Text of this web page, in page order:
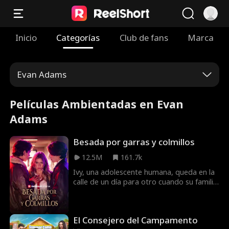
Inicio Categorías Club de fans Marca
Evan Adams
Películas Ambientadas en Evan
Adams
Besada por garras y colmillos
12.5M
161.7k
Ivy, una adolescente humana, queda en la
calle de un día para otro cuando su familia
su prestigiosa escuela privada. Un día,
El Consejero del Campamento